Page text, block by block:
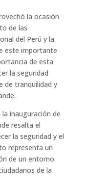
la ocasión
de las
del Perú y la
este importante
de esta
la seguridad
de tranquilidad y
inauguración de
resalta el
la seguridad y el
representa un
de un entorno
de la